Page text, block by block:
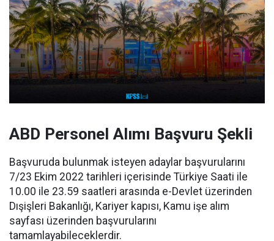
ABD Personel Alımı Başvuru Şekli
Başvuruda bulunmak isteyen adaylar başvurularını
7/23 Ekim 2022 tarihleri içerisinde Türkiye Saati ile
10.00 ile 23.59 saatleri arasında e-Devlet üzerinden
Dışişleri Bakanlığı, Kariyer kapısı, Kamu işe alım
sayfası üzerinden başvurularını
tamamlayabileceklerdir.